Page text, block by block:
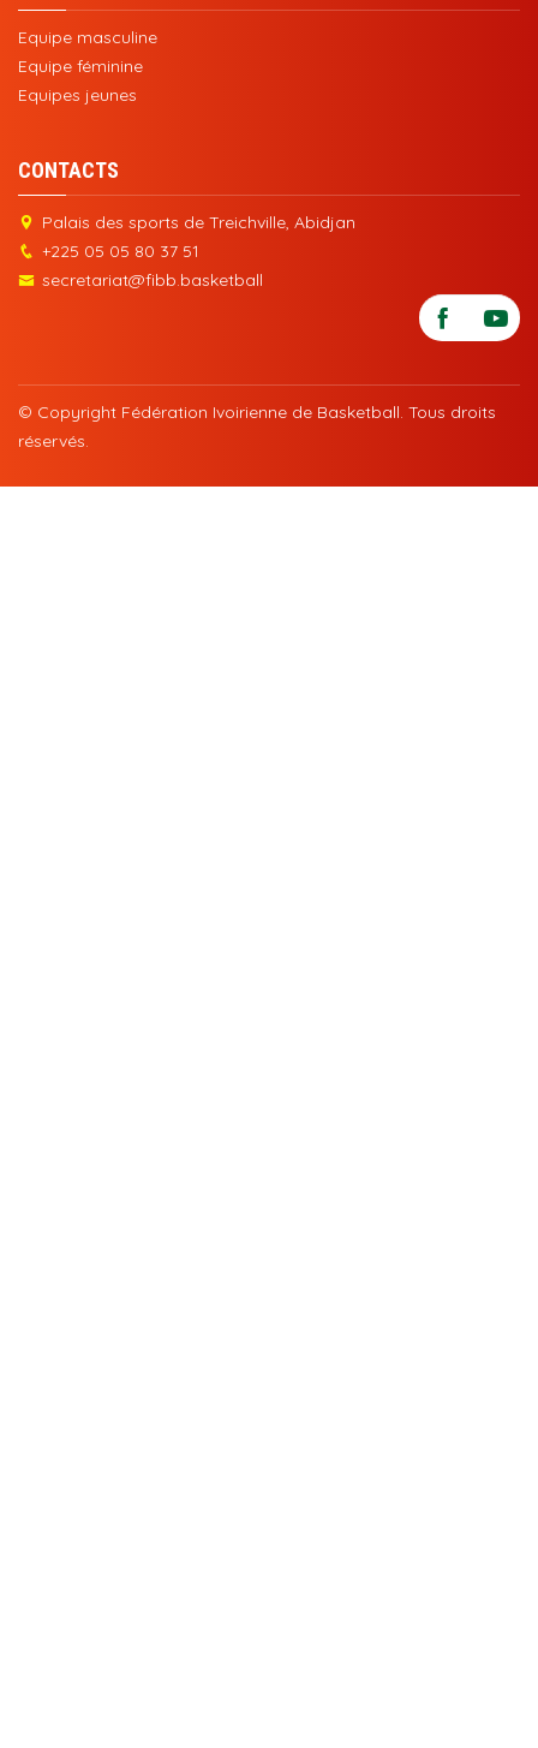
Equipe masculine
Equipe féminine
Equipes jeunes
CONTACTS
Palais des sports de Treichville, Abidjan
+225 05 05 80 37 51
secretariat@fibb.basketball
© Copyright Fédération Ivoirienne de Basketball. Tous droits
réservés.